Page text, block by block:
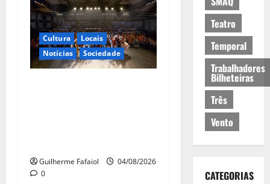
Cultura
Locais
Notícias
Sociedade
Guilherme Fafaiol
04/08/2026
0
Teatro
Temporal
Trabalhadores
Bilheteiras
Três
Vento
CATEGORIAS